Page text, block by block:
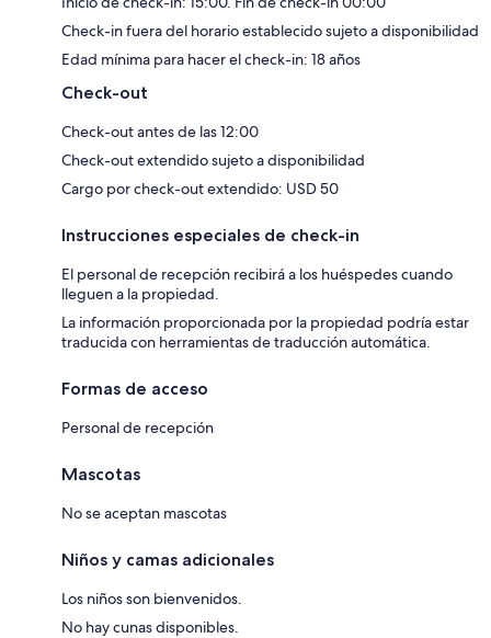
Check-in fuera del horario establecido sujeto a disponibilidad
Edad mínima para hacer el check-in: 18 años
Check-out
Check-out antes de las 12:00
Check-out extendido sujeto a disponibilidad
Cargo por check-out extendido: USD 50
Instrucciones especiales de check-in
El personal de recepción recibirá a los huéspedes cuando
lleguen a la propiedad.
La información proporcionada por la propiedad podría estar
traducida con herramientas de traducción automática.
Formas de acceso
Personal de recepción
Mascotas
No se aceptan mascotas
Niños y camas adicionales
Los niños son bienvenidos.
No hay cunas disponibles.